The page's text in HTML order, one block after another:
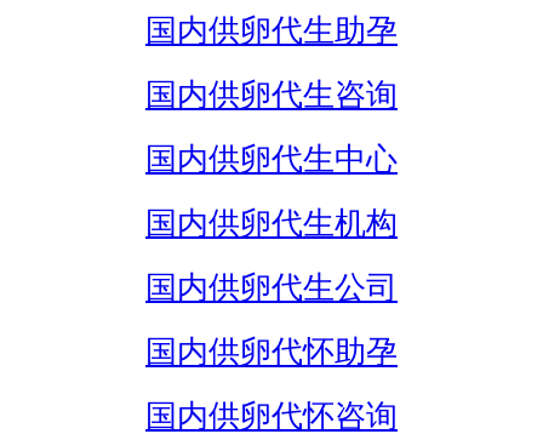
国内供卵代生助孕
国内供卵代生咨询
国内供卵代生中心
国内供卵代生机构
国内供卵代生公司
国内供卵代怀助孕
国内供卵代怀咨询